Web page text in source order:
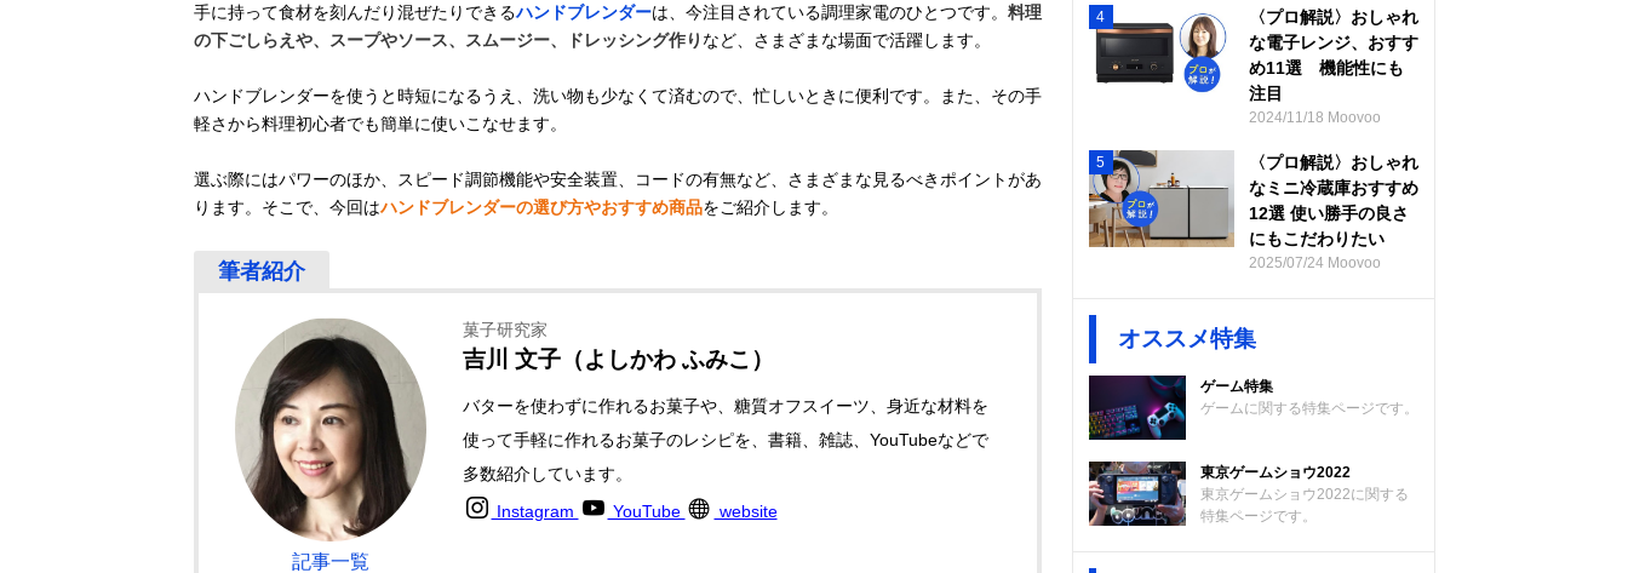
手に持って食材を刻んだり混ぜたりできるハンドブレンダーは、今注目されている調理家電のひとつです。 料理
の下ごしらえや、スープやソース、スムージー、ドレッシング作り など、さまざまな場面で活躍します。
ハンドブレンダーを使うと時短になるうえ、洗い物も少なくて済むので、忙しいときに便利です。また、その手
軽さから料理初心者でも簡単に使いこなせます。
選ぶ際にはパワーのほか、スピード調節機能や安全装置、コードの有無など、さまざまな見るべきポイントがあ
ります。そこで、今回はハンドブレンダーの選び方やおすすめ商品をご紹介します。
記事一覧
菓子研究家
吉川 文子（よしかわ ふみこ）
バターを使わずに作れるお菓子や、糖質オフスイーツ、身近な材料を
使って手軽に作れるお菓子のレシピを、書籍、雑誌、YouTubeなどで
多数紹介しています。
Instagram
YouTube website
4
〈プロ解説〉おしゃれ
な電子レンジ、おすす
め11選 機能性にも
注目
2024/11/18 Moovoo
5
〈プロ解説〉おしゃれ
なミニ冷蔵庫おすすめ
12選 使い勝手の良さ
にもこだわりたい
2025/07/24 Moovoo
オススメ特集
ゲーム特集
ゲームに関する特集ページです。
東京ゲームショウ2022
東京ゲームショウ2022に関する
特集ページです。